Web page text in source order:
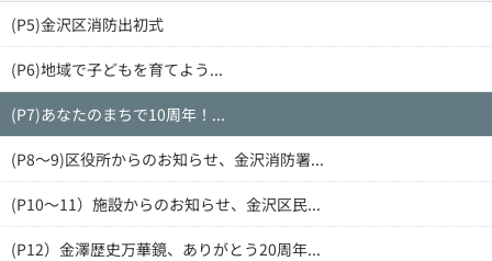
(P5)金沢区消防出初式
(P6)地域で子どもを育てよう...
(P7)あなたのまちで10周年！...
(P8～9)区役所からのお知らせ、金沢消防署...
(P10～11）施設からのお知らせ、金沢区民...
(P12）金澤歴史万華鏡、ありがとう20周年...